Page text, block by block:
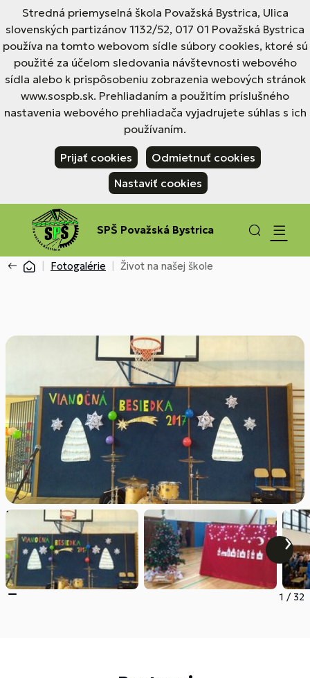
Stredná priemyselná škola Považská Bystrica, Ulica
slovenských partizánov 1132/52, 017 01 Považská Bystrica
používa na tomto webovom sídle súbory cookies, ktoré sú
použité za účelom sledovania návštevnosti webového
sídla alebo k prispôsobeniu zobrazenia webových stránok
www.sospb.sk. Prehliadaním a použitím príslušného
nastavenia webového prehliadača vyjadrujete súhlas s ich
používaním.
Prijať cookies
Odmietnuť cookies
Nastaviť cookies
SPŠ Považská Bystrica
Fotogalérie Život na našej škole
1 / 32